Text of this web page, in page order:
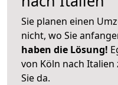
Sie planen einen
nicht, wo Sie
haben die Lösung!
von Köln nach
Sie da.